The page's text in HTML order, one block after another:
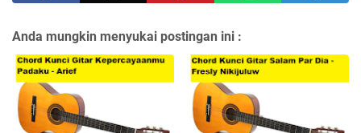
Anda mungkin menyukai postingan ini :